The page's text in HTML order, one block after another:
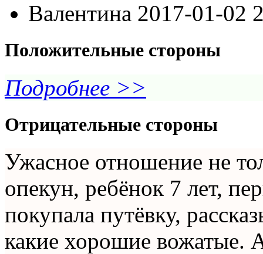
Валентина 2017-01-02
Положительные стороны
Подробнее >>
Отрицательные стороны
Ужасное отношение не
опекун, ребёнок 7 лет,
покупала путёвку,
какие хорошие вожатые.